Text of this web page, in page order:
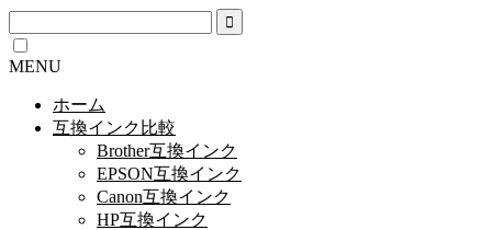
MENU
ホーム
互換インク比較
Brother互換インク
EPSON互換インク
Canon互換インク
HP互換インク